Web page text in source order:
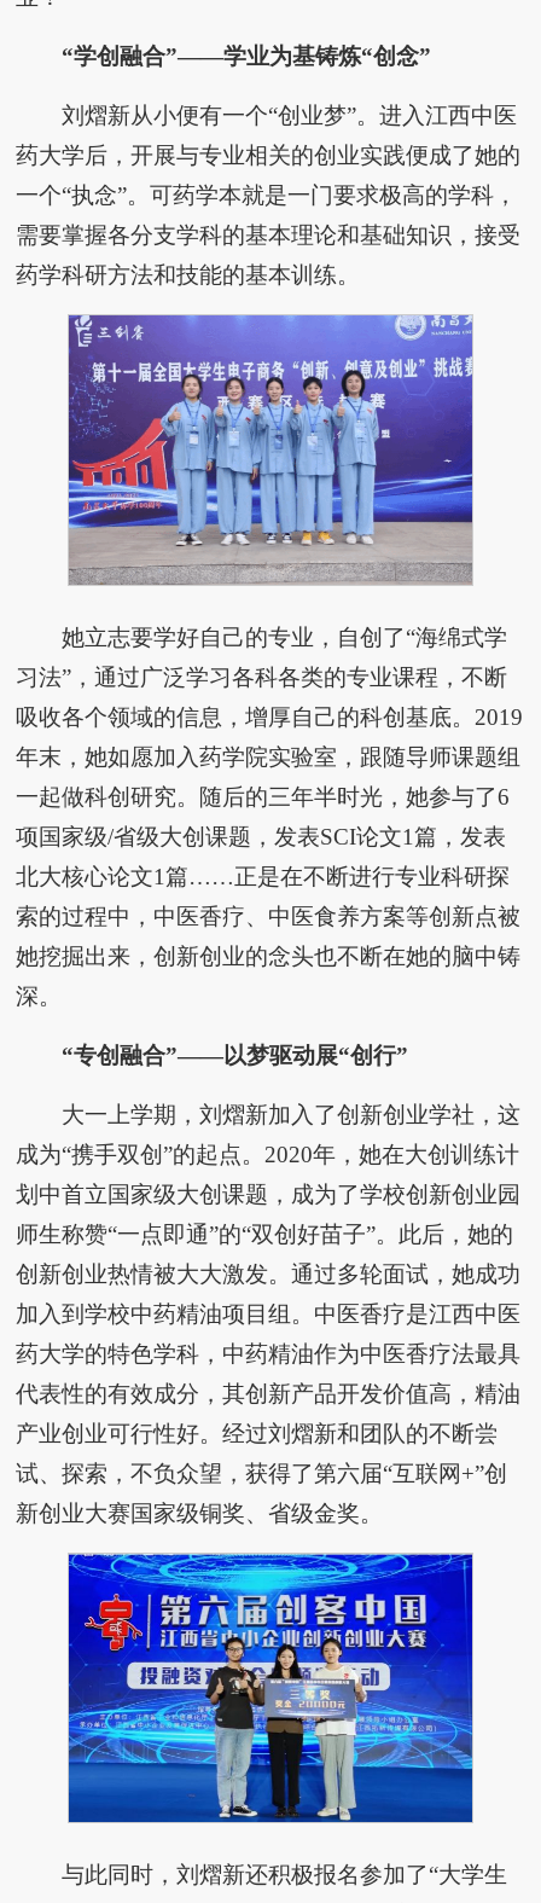
“学创融合”——学业为基铸炼“创念”
刘熠新从小便有一个“创业梦”。进入江西中医
药大学后，开展与专业相关的创业实践便成了她的
一个“执念”。可药学本就是一门要求极高的学科，
需要掌握各分支学科的基本理论和基础知识，接受
药学科研方法和技能的基本训练。
她立志要学好自己的专业，自创了“海绵式学
习法”，通过广泛学习各科各类的专业课程，不断
吸收各个领域的信息，增厚自己的科创基底。2019
年末，她如愿加入药学院实验室，跟随导师课题组
一起做科创研究。随后的三年半时光，她参与了6
项国家级/省级大创课题，发表SCI论文1篇，发表
北大核心论文1篇……正是在不断进行专业科研探
索的过程中，中医香疗、中医食养方案等创新点被
她挖掘出来，创新创业的念头也不断在她的脑中铸
深。
“专创融合”——以梦驱动展“创行”
大一上学期，刘熠新加入了创新创业学社，这
成为“携手双创”的起点。2020年，她在大创训练计
划中首立国家级大创课题，成为了学校创新创业园
师生称赞“一点即通”的“双创好苗子”。此后，她的
创新创业热情被大大激发。通过多轮面试，她成功
加入到学校中药精油项目组。中医香疗是江西中医
药大学的特色学科，中药精油作为中医香疗法最具
代表性的有效成分，其创新产品开发价值高，精油
产业创业可行性好。经过刘熠新和团队的不断尝
试、探索，不负众望，获得了第六届“互联网+”创
新创业大赛国家级铜奖、省级金奖。
与此同时，刘熠新还积极报名参加了“大学生